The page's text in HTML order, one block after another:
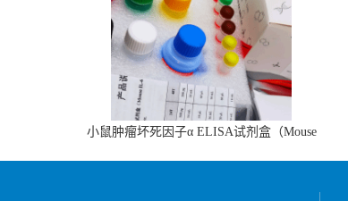
小鼠肿瘤坏死因子α ELISA试剂盒（Mouse